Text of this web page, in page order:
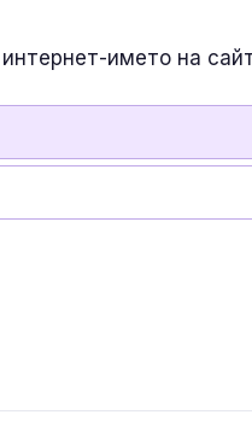
интернет-името на